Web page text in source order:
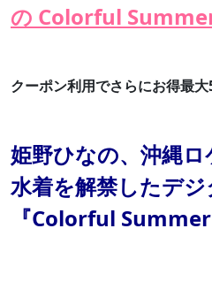
の Colorful
クーポン利用でさらにお得最
姫野ひなの、沖縄
水着を解禁したデ
『Colorful